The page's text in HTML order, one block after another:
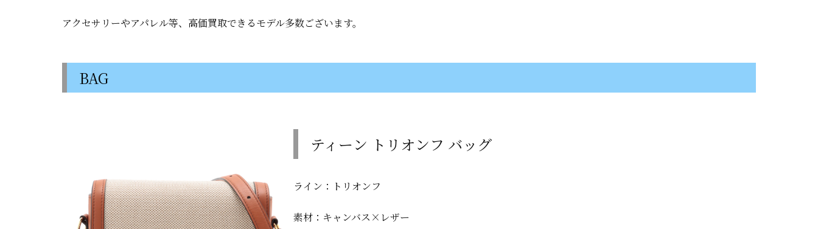
アクセサリーやアパレル等、高価買取できるモデル多数ございます。
BAG
ティーン トリオンフ バッグ
ライン：トリオンフ
素材：キャンバス×レザー